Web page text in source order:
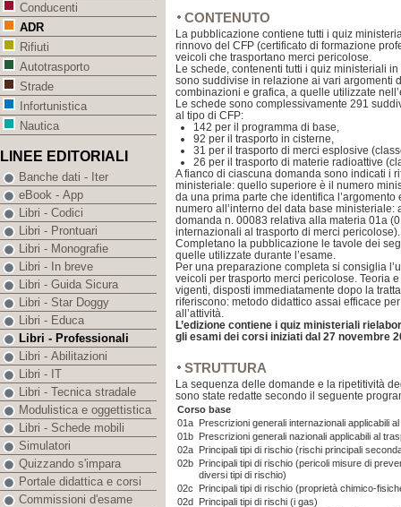
CONTENUTO
La pubblicazione contiene tutti i quiz
rinnovo del CFP (certificato di formazione
veicoli che trasportano merci pericolose.
Le schede, contenenti tutti i quiz ministeriali
sono suddivise in relazione ai vari argomenti
combinazioni e grafica, a quelle utilizzate
Le schede sono complessivamente 291
al tipo di CFP:
142 per il programma di base,
92 per il trasporto in cisterne,
31 per il trasporto di merci esplosive
26 per il trasporto di materie radioattive
A fianco di ciascuna domanda sono indicati i
ministeriale: quello superiore è il numero
da una prima parte che identifica
numero all’interno del data base
domanda n. 00083 relativa alla materia 01a
internazionali al trasporto di merci pericolose).
Completano la pubblicazione le tavole dei
quelle utilizzate durante l’esame.
Per una preparazione completa si consiglia
veicoli per trasporto merci pericolose. Teoria
vigenti, disposti immediatamente dopo la
riferiscono: metodo didattico assai efficace
all’attività.
L’edizione contiene i quiz ministeriali
gli esami dei corsi iniziati dal 27 novembre
STRUTTURA
La sequenza delle domande e la ripetitività
sono state redatte secondo il seguente
Corso base
01a Prescrizioni generali internazionali applicabili
01b Prescrizioni generali nazionali applicabili al
02a Principali tipi di rischio (rischi principali
02b Principali tipi di rischio (pericoli misure di
diversi tipi di rischio)
02c
Principali tipi di rischio (proprietà chimico-
02d Principali tipi di rischi (i gas)
Conducenti
ADR
Rifiuti
Autotrasporto
Strade
Infortunistica
Nautica
LINEE EDITORIALI
Banche dati - Iter
eBook - App
Libri - Codici
Libri - Prontuari
Libri - Monografie
Libri - In breve
Libri - Guida Sicura
Libri - Star Doggy
Libri - Educa
Libri - Professionali
Libri - Abilitazioni
Libri - IT
Libri - Tecnica stradale
Modulistica e oggettistica
Libri - Schede mobili
Simulatori
Quizzando s'impara
Portale didattica e corsi
Commissioni d'esame